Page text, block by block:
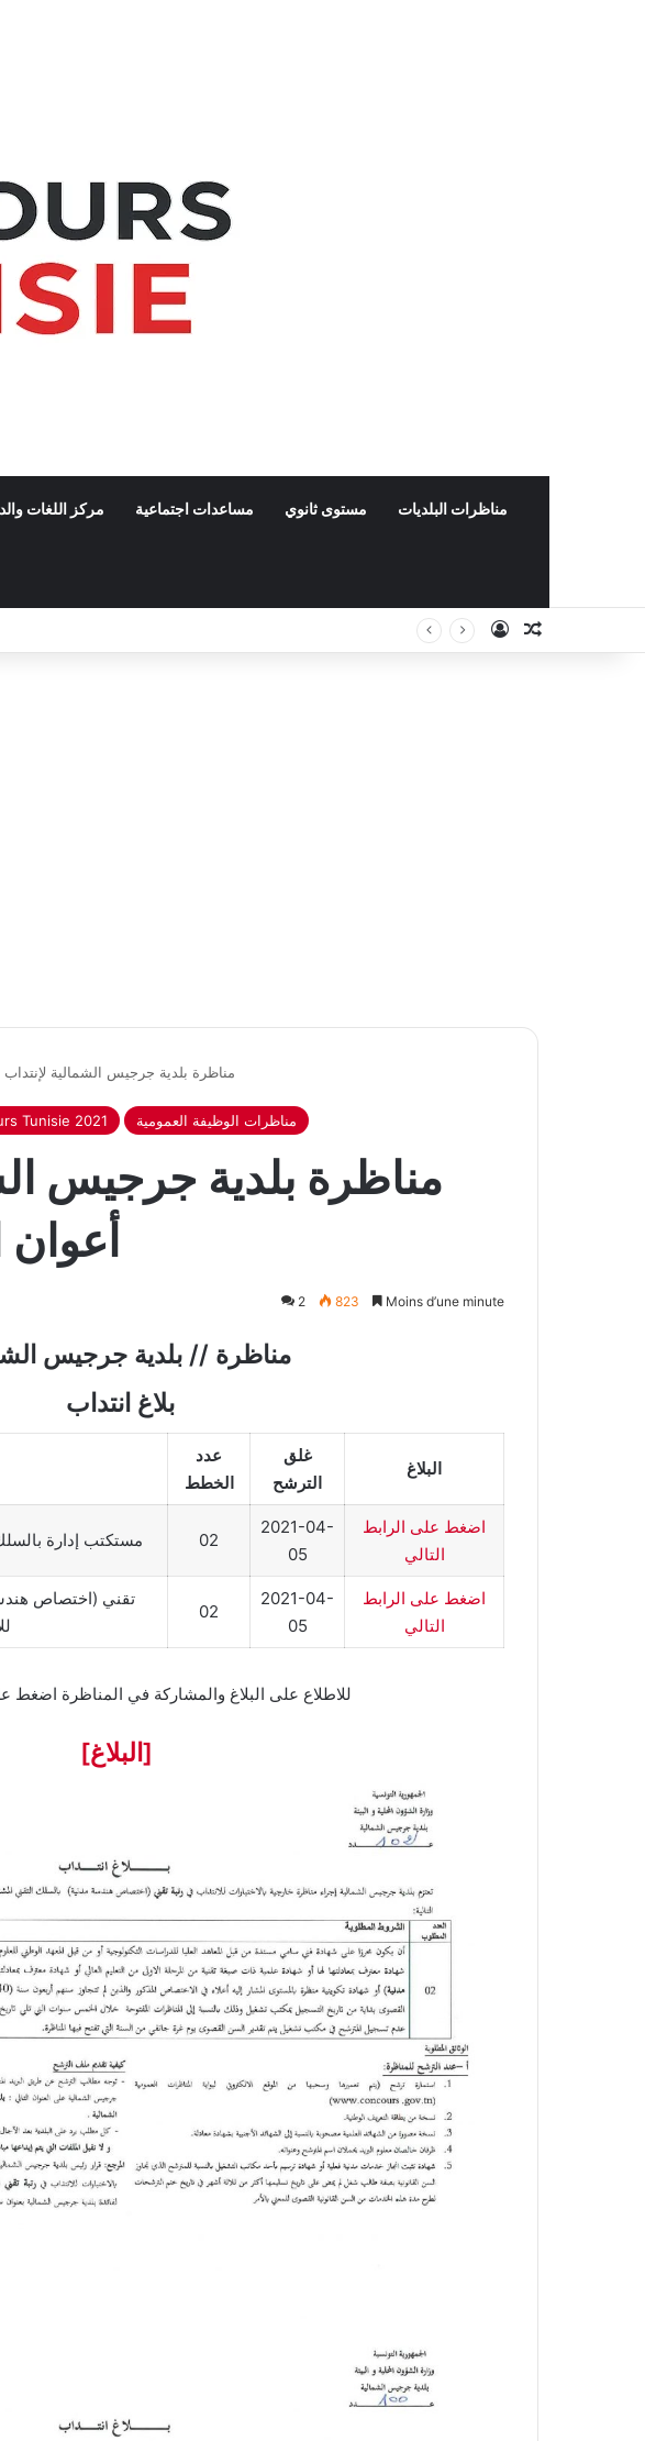
مركز اللغات مساعدات اجتماعية مستوى ثانوي مناظرات البلديات
Connexion
Article
مناظرة بلدية جرجيس الشمالية لإنتداب
Tunisie 2021 مناظرات الوظيفة العمومية
مناظرة بلدية جرجيس
أعوان
2 823 Moins d’une minute
مناظرة // بلدية جرجيس
بلاغ انتداب
عدد
الخطط
غلق
الترشح
البلاغ
02
2021-04-
05
اضغط على الرابط
التالي
تقني (اختصاص
02
2021-04-
05
اضغط على الرابط
التالي
للاطلاع على البلاغ والمشاركة في المناظرة اضغط
[البلاغ]